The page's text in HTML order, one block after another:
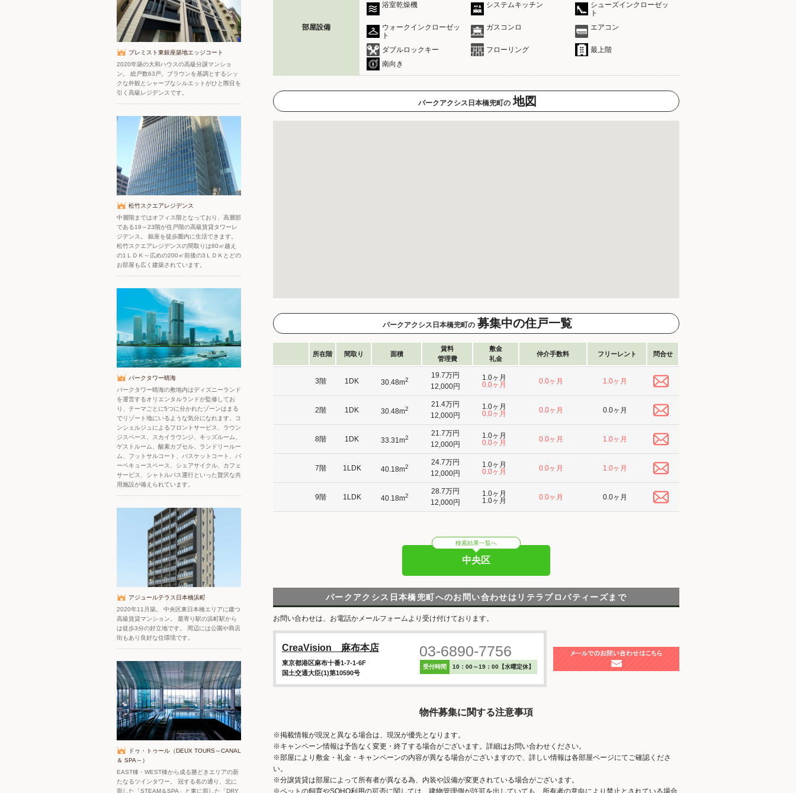
部屋設備
浴室乾燥機
システムキッチン
シューズインクローゼッ
ト
ウォークインクローゼッ
ト
ガスコンロ エアコン
ダブルロックキー フローリング
最上階
南向き
パークアクシス日本橋兜町の 地図
パークアクシス日本橋兜町の 募集中の住戸一覧
所在階 間取り 面積
賃料
管理費
敷金
礼金
仲介手数料 フリーレント 問合せ
19.7万円
12,000円
1.0ヶ月
0.0ヶ月
0.0ヶ月 1.0ヶ月
3階 1DK 30.48m2
21.4万円
12,000円
1.0ヶ月
0.0ヶ月
0.0ヶ月 0.0ヶ月
2階 1DK 30.48m2
21.7万円
12,000円
1.0ヶ月
0.0ヶ月
0.0ヶ月 1.0ヶ月
8階 1DK 33.31m2
24.7万円
12,000円
1.0ヶ月
0.0ヶ月
0.0ヶ月 1.0ヶ月
7階 1LDK 40.18m2
28.7万円
12,000円
1.0ヶ月
1.0ヶ月
0.0ヶ月 0.0ヶ月
9階 1LDK 40.18m2
検索結果一覧へ
中央区
パークアクシス日本橋兜町へのお問い合わせはリテラプロパティーズまで
お問い合わせは、お電話かメールフォームより受け付けております。
CreaVision 麻布本店
東京都港区麻布十番1-7-1-6F
国土交通大臣(1)第10590号
03-6890-7756
受付時間 10：00～19：00【水曜定休】
物件募集に関する注意事項
※掲載情報が現況と異なる場合は、現況が優先となります。
※キャンペーン情報は予告なく変更・終了する場合がございます。詳細はお問い合わせください。
※部屋により敷金・礼金・キャンペーンの内容が異なる場合がございますので、詳しい情報は各部屋ページにてご確認くださ
い。
※分譲賃貸は部屋によって所有者が異なる為、内装や設備が変更されている場合がございます。
※ペットの飼育やSOHO利用の可否に関しては、建物管理側が許可を出していても、所有者の意向により禁止とされている場合
プレミスト東銀座築地エッジコート
2020年築の大和ハウスの高級分譲マンショ
ン。 総戸数63戸。ブラウンを基調とするシッ
クな外観とシャープなシルエットがひと際目を
引く高級レジデンスです。
松竹スクエアレジデンス
中層階まではオフィス階となっており、高層部
である19～23階が住戸階の高級賃貸タワーレ
ジデンス。 銀座を徒歩圏内に生活できます。
松竹スクエアレジデンスの間取りは60㎡越え
の1ＬＤＫ～広めの200㎡前後の3ＬＤＫとどの
お部屋も広く建築されています。
パークタワー晴海
パークタワー晴海の敷地内はディズニーランド
を運営するオリエンタルランドが監修してお
り、テーマごとに5つに分かれたゾーンはまる
でリゾート地にいるような気分になれます。コ
ンシェルジュによるフロントサービス、ラウン
ジスペース、スカイラウンジ、キッズルーム、
ゲストルーム、酸素カプセル、ランドリールー
ム、フットサルコート、バスケットコート、バ
ーベキュースペース、シェアサイクル、カフェ
サービス、シャトルバス運行といった贅沢な共
用施設が備えられています。
アジュールテラス日本橋浜町
2020年11月築。 中央区東日本橋エリアに建つ
高級賃貸マンション。 最寄り駅の浜町駅から
は徒歩3分の好立地です。 周辺には公園や商店
街もあり良好な住環境です。
ドゥ・トゥール（DEUX TOURS～CANAL
＆ SPA～）
EAST棟・WEST棟から成る勝どきエリアの新
たなるツインタワー。 冠する名の通り、北に
面した「STEAM＆SPA」と東に面した「DRY